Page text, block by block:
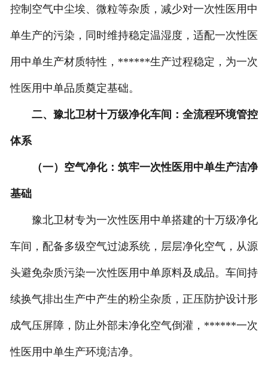
控制空气中尘埃、微粒等杂质，减少对一次性医用中
单生产的污染，同时维持稳定温湿度，适配一次性医
用中单生产材质特性，******生产过程稳定，为一次
性医用中单品质奠定基础。
二、豫北卫材十万级净化车间：全流程环境管控
体系
（一）空气净化：筑牢一次性医用中单生产洁净
基础
豫北卫材专为一次性医用中单搭建的十万级净化
车间，配备多级空气过滤系统，层层净化空气，从源
头避免杂质污染一次性医用中单原料及成品。车间持
续换气排出生产中产生的粉尘杂质，正压防护设计形
成气压屏障，防止外部未净化空气倒灌，******一次
性医用中单生产环境洁净。